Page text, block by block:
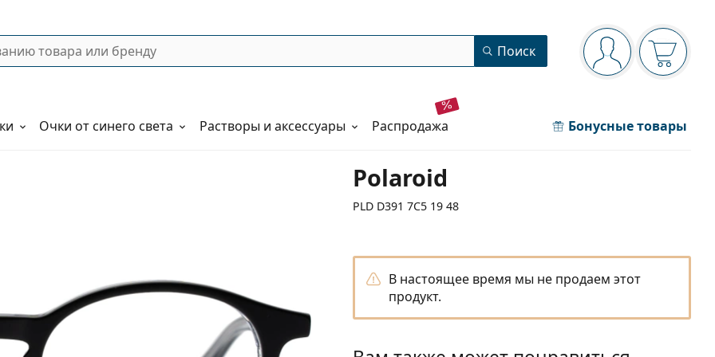
Панель навигации
Вы вошли вВаша
Поиск
Очки от синего света Растворы и аксессуары распродажа Бонусные товары
Polaroid
PLD D391 7C5 19 48
В настоящее время мы не продаем этот
продукт.